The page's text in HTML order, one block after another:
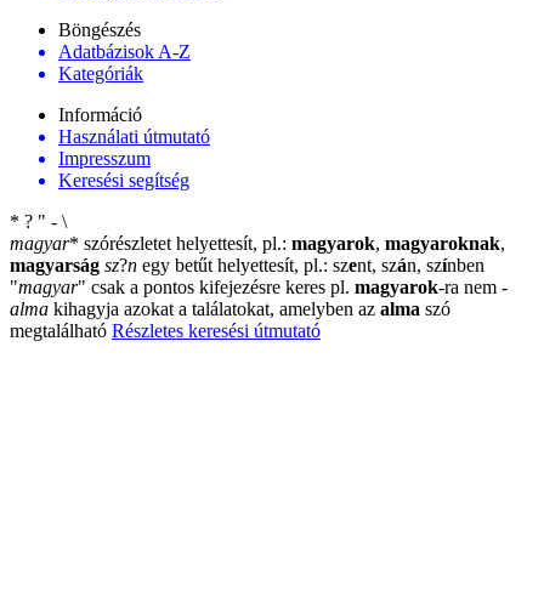
Böngészés
Adatbázisok A-Z
Kategóriák
Információ
Használati útmutató
Impresszum
Keresési segítség
* ? " - \
magyar* szórészletet helyettesít, pl.: magyarok, magyaroknak,
magyarság sz?n egy betűt helyettesít, pl.: szent, szán, színben
"magyar" csak a pontos kifejezésre keres pl. magyarok-ra nem -
alma kihagyja azokat a találatokat, amelyben az alma szó
megtalálható Részletes keresési útmutató